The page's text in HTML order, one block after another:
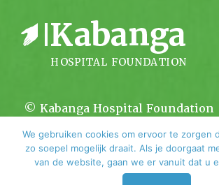
© Kabanga Hospital Foundation
We gebruiken cookies om ervoor te zorgen
zo soepel mogelijk draait. Als je doorgaat
van de website, gaan we er vanuit dat u